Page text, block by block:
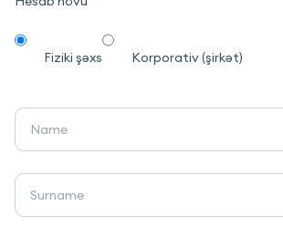
Fiziki şəxs Korporativ (şirkət)